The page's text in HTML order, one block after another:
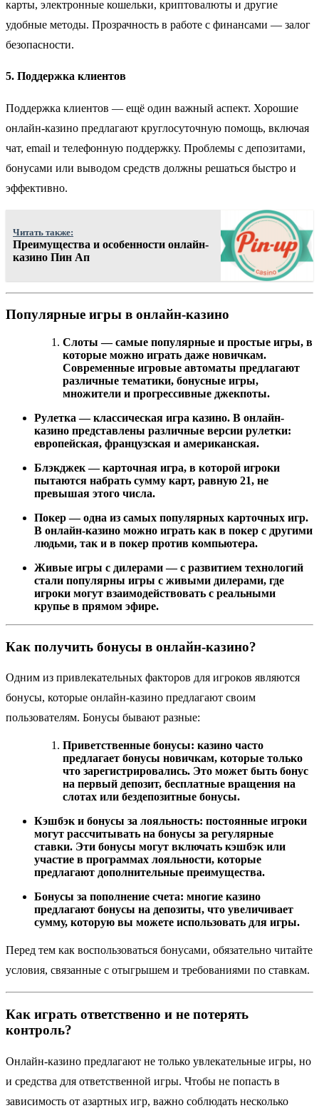
карты, электронные кошельки, криптовалюты и другие
удобные методы. Прозрачность в работе с финансами — залог
безопасности.
5. Поддержка клиентов
Поддержка клиентов — ещё один важный аспект. Хорошие
онлайн-казино предлагают круглосуточную помощь, включая
чат, email и телефонную поддержку. Проблемы с депозитами,
бонусами или выводом средств должны решаться быстро и
эффективно.
Читать также:
Преимущества и особенности онлайн-
казино Пин Ап
Популярные игры в онлайн-казино
Слоты — самые популярные и простые игры, в
которые можно играть даже новичкам.
Современные игровые автоматы предлагают
различные тематики, бонусные игры,
множители и прогрессивные джекпоты.
Рулетка — классическая игра казино. В онлайн-
казино представлены различные версии рулетки:
европейская, французская и американская.
Блэкджек — карточная игра, в которой игроки
пытаются набрать сумму карт, равную 21, не
превышая этого числа.
Покер — одна из самых популярных карточных игр.
В онлайн-казино можно играть как в покер с другими
людьми, так и в покер против компьютера.
Живые игры с дилерами — с развитием технологий
стали популярны игры с живыми дилерами, где
игроки могут взаимодействовать с реальными
крупье в прямом эфире.
Как получить бонусы в онлайн-казино?
Одним из привлекательных факторов для игроков являются
бонусы, которые онлайн-казино предлагают своим
пользователям. Бонусы бывают разные:
Приветственные бонусы: казино часто
предлагает бонусы новичкам, которые только
что зарегистрировались. Это может быть бонус
на первый депозит, бесплатные вращения на
слотах или бездепозитные бонусы.
Кэшбэк и бонусы за лояльность: постоянные игроки
могут рассчитывать на бонусы за регулярные
ставки. Эти бонусы могут включать кэшбэк или
участие в программах лояльности, которые
предлагают дополнительные преимущества.
Бонусы за пополнение счета: многие казино
предлагают бонусы на депозиты, что увеличивает
сумму, которую вы можете использовать для игры.
Перед тем как воспользоваться бонусами, обязательно читайте
условия, связанные с отыгрышем и требованиями по ставкам.
Как играть ответственно и не потерять
контроль?
Онлайн-казино предлагают не только увлекательные игры, но
и средства для ответственной игры. Чтобы не попасть в
зависимость от азартных игр, важно соблюдать несколько